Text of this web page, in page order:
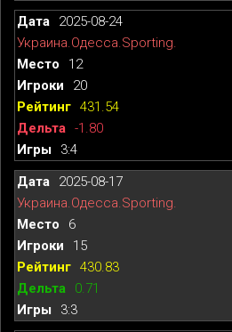
2025-08-24
Украина.Одесса.Sporting.
12
20
431.54
-1.80
3:4
2025-08-17
Украина.Одесса.Sporting.
6
15
430.83
0.71
3:3